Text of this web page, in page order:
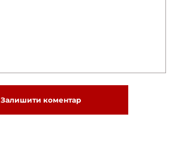
Залишити коментар